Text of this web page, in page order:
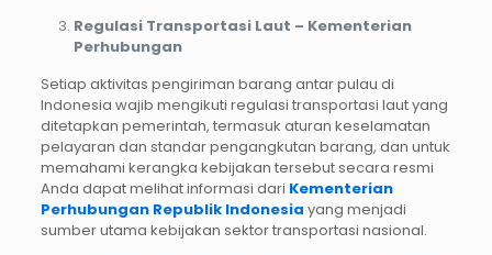
Regulasi Transportasi Laut – Kementerian
Perhubungan
Setiap aktivitas pengiriman barang antar pulau di
Indonesia wajib mengikuti regulasi transportasi laut yang
ditetapkan pemerintah, termasuk aturan keselamatan
pelayaran dan standar pengangkutan barang, dan untuk
memahami kerangka kebijakan tersebut secara resmi
Anda dapat melihat informasi dari Kementerian
Perhubungan Republik Indonesia yang menjadi
sumber utama kebijakan sektor transportasi nasional.